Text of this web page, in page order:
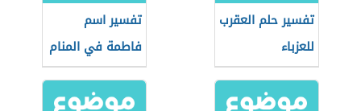
تفسير حلم العقرب
للعزباء
تفسير اسم
فاطمة في المنام